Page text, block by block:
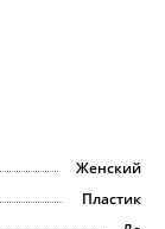
Женский
Пластик